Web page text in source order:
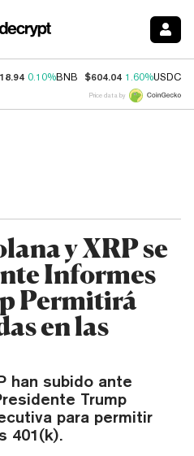
0.10%BNB $604.04 1.60%USDC
Price data by
y XRP se
Informes
Permitirá
en las
han subido ante
Trump
para permitir
401(k).